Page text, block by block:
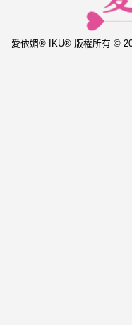
愛依媚® IKU® 版權所有 ©